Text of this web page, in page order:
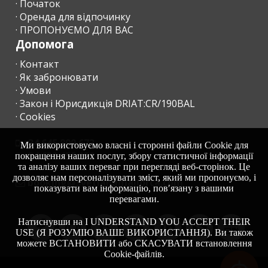
- Якщо можливий пізній виїзд, та за умови, якщо це можливо,
вартість продовження до 13:00 становить 60 євро і 90 євро
до 17:00.
З 1 ЛИПНЯ 2016 РОКУ, УРЯД ІСПАНІЇ І БАЛЕАРСЬКІ
ОСТРОВИ ВВЕЛИ ТУРИСТИЧНИЙ ЕКО-ПОДАТОК.
Його вартість становить:
Перші 8 днів по 2,20 євро на людину в день. Наступні дні 1,10
євро.
Ця сума повинна бути виплачена агентству під час прибуття.
Туристичний збір не стосується дітей у віком до 16 років.
ДОДАТКОВА ІНФОРМАЦІЯ
· Початок
· Оренда для відпочинку
· ПРОПОНУЄМО ДЛЯ ВАС
Допомога
· Контакт
· Як забронювати
· Умови
· Закон і Юрисдикція DRIAT:CR/190BAL
· Cookies
+34 645 899 673
+34 638 455 158
moc.acrollamanaltevs@gnikoob
Ми використовуємо власні і сторонні файли Cookie для
покращення наших послуг, збору статистичної інформації
та аналізу ваших переваг при перегляді веб-сторінок. Це
дозволяє нам персоналізувати зміст, який ми пропонуємо, і
показувати вам інформацію, пов′язану з вашими
перевагами.
Натиснувши на I UNDERSTAND YOU ACCEPT THEIR
USE (Я РОЗУМІЮ ВАШЕ ВИКОРИСТАННЯ). Ви також
можете ВСТАНОВИТИ або СКАСУВАТИ встановлення
Cookie-файлів.